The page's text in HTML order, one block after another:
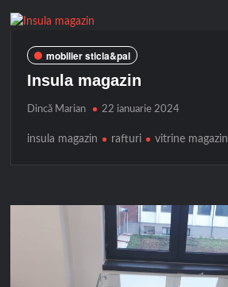
mobilier sticla&pal
Insula magazin
Dincă Marian 22 ianuarie 2024
insula magazin rafturi vitrine magazin